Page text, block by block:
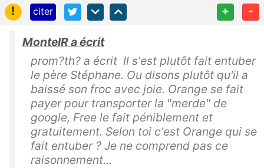
!
citer + -
MontelR a écrit
prom?th? a écrit Il s'est plutôt fait entuber
le père Stéphane. Ou disons plutôt qu'il a
baissé son froc avec joie. Orange se fait
payer pour transporter la "merde" de
google, Free le fait péniblement et
gratuitement. Selon toi c'est Orange qui se
fait entuber ? Je ne comprend pas ce
raisonnement...